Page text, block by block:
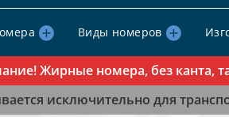
Виды номеров
Жирные номера, без канта,
исключительно для